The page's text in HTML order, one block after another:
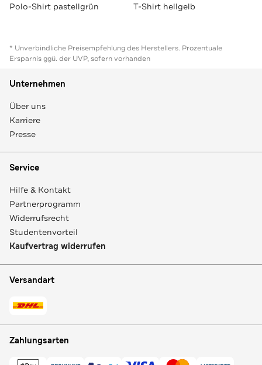
Polo-Shirt pastellgrün T-Shirt hellgelb
* Unverbindliche Preisempfehlung des Herstellers. Prozentuale
Ersparnis ggü. der UVP, sofern vorhanden
Unternehmen
Über uns
Karriere
Presse
Service
Hilfe & Kontakt
Partnerprogramm
Widerrufsrecht
Studentenvorteil
Kaufvertrag widerrufen
Versandart
Zahlungsarten